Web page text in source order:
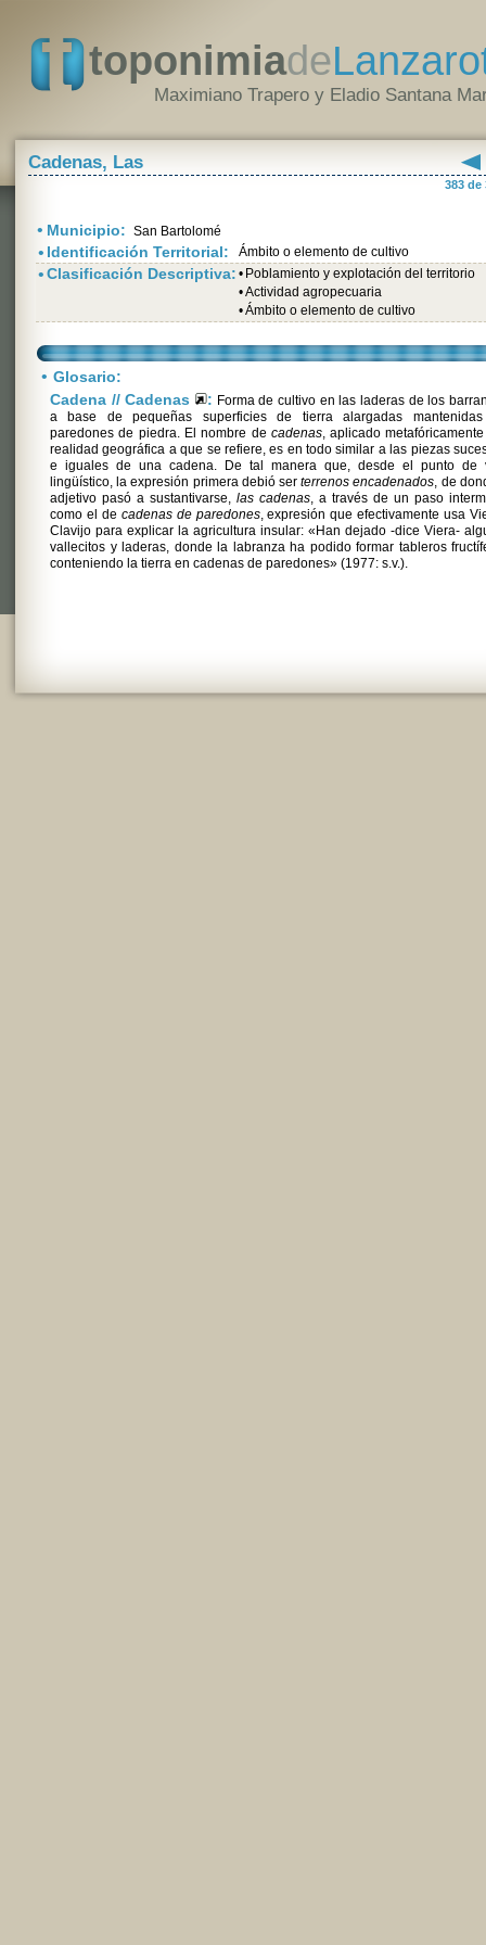
toponimiade
Maximiano Trapero y Eladio Santana
Cadenas, Las
383 de
• Municipio: San Bartolomé
• Identificación Territorial: Ámbito o elemento de cultivo
•Clasificación Descriptiva: • Poblamiento y explotación del territorio
•Actividad agropecuaria
•Ámbito o elemento de cultivo
• Glosario:
Cadena // Cadenas
: Forma de cultivo en las laderas de los
a base de pequeñas superficies de tierra alargadas
paredones de piedra. El nombre de cadenas, aplicado
realidad geográfica a que se refiere, es en todo similar a las piezas
e iguales de una cadena. De tal manera que, desde el punto de
lingüístico, la expresión primera debió serterrenos encadenados, de
adjetivo pasó a sustantivarse, las cadenas, a través de un paso
como el de cadenas de paredones, expresión que efectivamente usa
Clavijo para explicar la agricultura insular: «Han dejado -dice Viera-
vallecitos y laderas, donde la labranza ha podido formar tableros
conteniendo la tierra en cadenas de paredones» (1977: s.v.).